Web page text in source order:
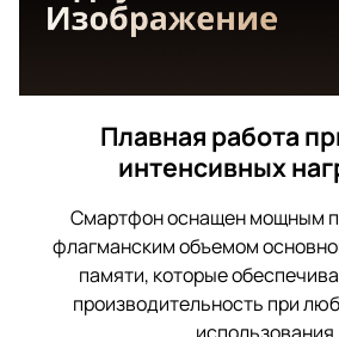
Плавная работа
интенсивных
Смартфон оснащен мощным
флагманским объемом
памяти, которые
производительность при